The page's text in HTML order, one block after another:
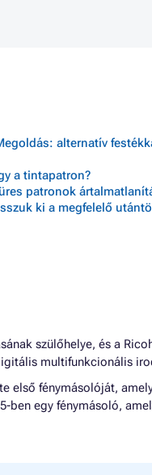
alternatív
a tintapatron?
patronok
ki a megfelelő
szülőhelye, és a
multifunkcionális
első fénymásolóját,
ben egy fénymásoló,